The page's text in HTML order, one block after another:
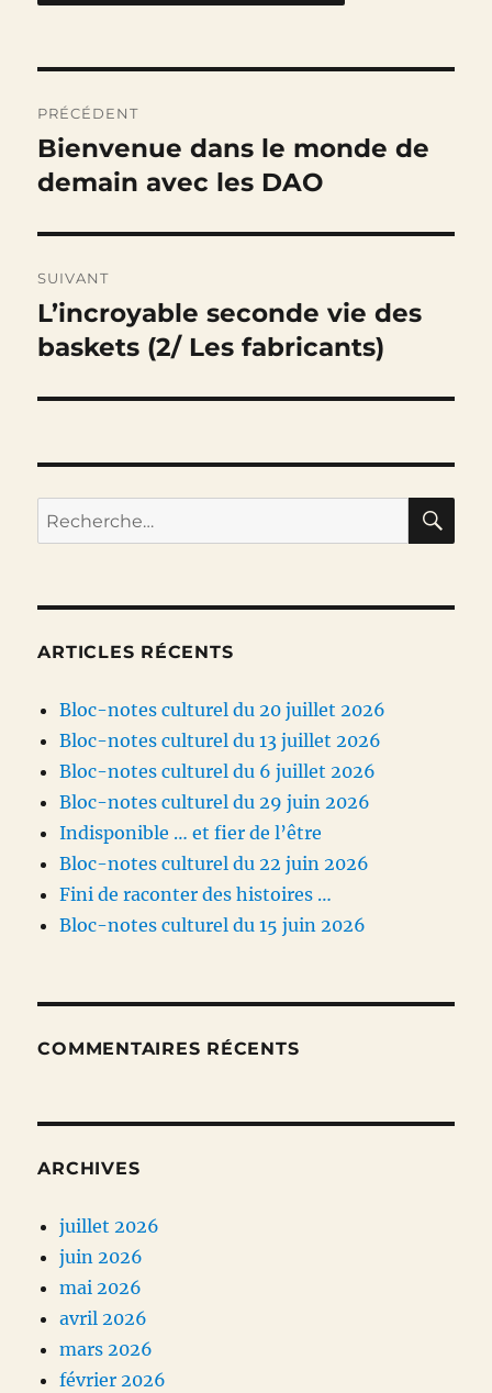
de
l’article
PRÉCÉDENT
Publication
précédente :
Bienvenue dans le monde de
demain avec les DAO
SUIVANT
Publication
suivante :
L’incroyable seconde vie des
baskets (2/ Les fabricants)
Recherche
pour :
ARTICLES RÉCENTS
Bloc-notes culturel du 20 juillet 2026
Bloc-notes culturel du 13 juillet 2026
Bloc-notes culturel du 6 juillet 2026
Bloc-notes culturel du 29 juin 2026
Indisponible … et fier de l’être
Bloc-notes culturel du 22 juin 2026
Fini de raconter des histoires …
Bloc-notes culturel du 15 juin 2026
COMMENTAIRES RÉCENTS
ARCHIVES
juillet 2026
juin 2026
mai 2026
avril 2026
mars 2026
février 2026